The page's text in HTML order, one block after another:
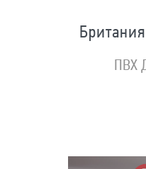
ПВХ